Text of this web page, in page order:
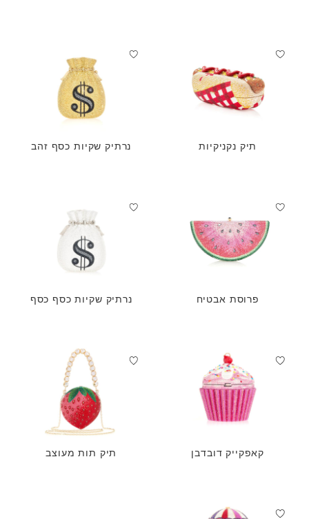
תיק נקניקיות נרתיק שקיות כסף זהב
פרוסת אבטיח נרתיק שקיות כסף כסף
קאפקייק דובדבן תיק תות מעוצב